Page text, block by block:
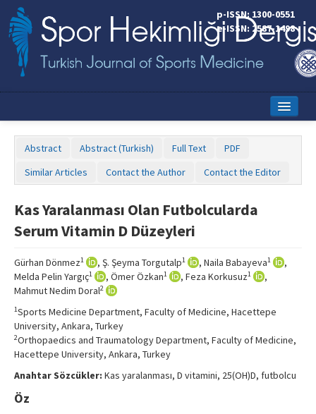
p-ISSN: 1300-0551
e-ISSN: 2587-1498
Online First
Aims and Scope
Instructions to Authors
Copyright Transfer Form
Contact Us
Abstract Abstract (Turkish) Full Text
PDF
Similar Articles
Contact the Author Contact the Editor
Kas Yaralanması Olan Futbolcularda
Serum Vitamin D Düzeyleri
Gürhan Dönmez1 , Ş. Şeyma Torgutalp1 , Naila Babayeva1
,
Melda Pelin Yargıç1 , Ömer Özkan1 , Feza Korkusuz1
,
Mahmut Nedim Doral2
1Sports Medicine Department, Faculty of Medicine, Hacettepe
University, Ankara, Turkey
2Orthopaedics and Traumatology Department, Faculty of Medicine,
Hacettepe University, Ankara, Turkey
Anahtar Sözcükler: Kas yaralanması, D vitamini, 25(OH)D, futbolcu
Öz